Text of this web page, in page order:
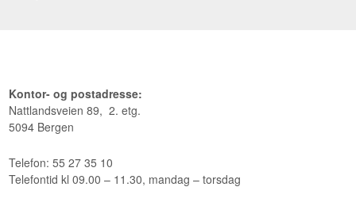
Kontor- og postadresse:
Nattlandsveien 89, 2. etg.
5094 Bergen
Telefon: 55 27 35 10
Telefontid kl 09.00 – 11.30, mandag – torsdag